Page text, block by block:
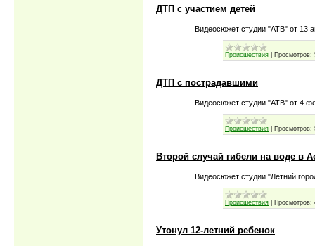
ДТП с участием детей
Видеосюжет студии "АТВ" от 13
Происшествия Просмотров:
ДТП с пострадавшими
Видеосюжет студии "АТВ" от 4
Происшествия Просмотров:
Второй случай гибели на воде в
Видеосюжет студии "Летний
Происшествия Просмотров:
Утонул 12-летний ребенок